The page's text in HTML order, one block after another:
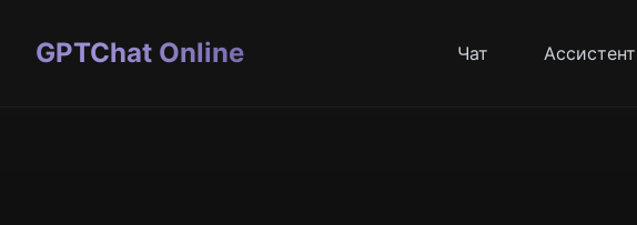
GPTChat Online Чат